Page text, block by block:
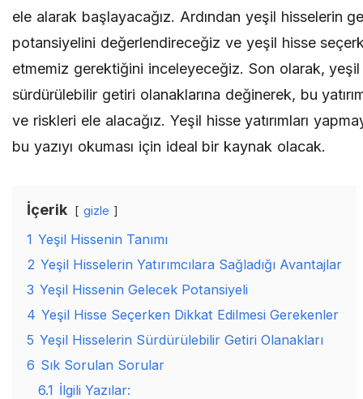
ele alarak başlayacağız. Ardından yeşil hisselerin
potansiyelini değerlendireceğiz ve yeşil hisse
etmemiz gerektiğini inceleyeceğiz. Son olarak, yeşil
sürdürülebilir getiri olanaklarına değinerek, bu
ve riskleri ele alacağız. Yeşil hisse yatırımları
bu yazıyı okuması için ideal bir kaynak olacak.
İçerik gizle
1 Yeşil Hissenin Tanımı
2 Yeşil Hisselerin Yatırımcılara Sağladığı Avantajlar
3 Yeşil Hissenin Gelecek Potansiyeli
4 Yeşil Hisse Seçerken Dikkat Edilmesi Gerekenler
5 Yeşil Hisselerin Sürdürülebilir Getiri Olanakları
6 Sık Sorulan Sorular
6.1 İlgili Yazılar: